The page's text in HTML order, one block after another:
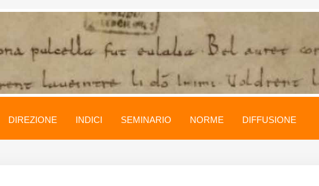
DIREZIONE INDICI SEMINARIO NORME DIFFUSIONE